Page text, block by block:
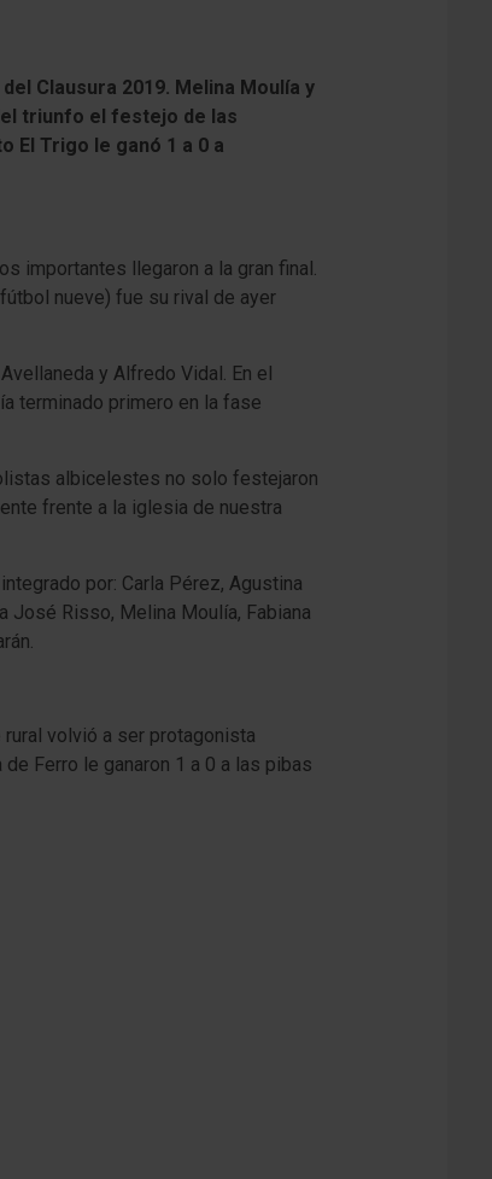
Clausura 2019. Melina Moulía y
triunfo el festejo de las
El Trigo le ganó 1 a 0 a
importantes llegaron a la gran final.
nueve) fue su rival de ayer
y Alfredo Vidal. En el
terminado primero en la fase
albicelestes no solo festejaron
frente a la iglesia de nuestra
por: Carla Pérez, Agustina
José Risso, Melina Moulía, Fabiana
volvió a ser protagonista
Ferro le ganaron 1 a 0 a las pibas